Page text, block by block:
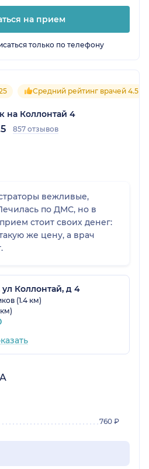
на прием
только по телефону
Средний рейтинг врачей 4.5
на Коллонтай 4
857 отзывов
вежливые,
по ДМС, но в
стоит своих денег:
же цену, а врач
ул Коллонтай, д 4
(1.4 км)
760 ₽